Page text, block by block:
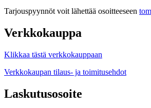
Tarjouspyynnöt voit lähettää osoitteeseen
Verkkokauppa
Klikkaa tästä verkkokauppaan
Verkkokaupan tilaus- ja toimitusehdot
Laskutusosoite